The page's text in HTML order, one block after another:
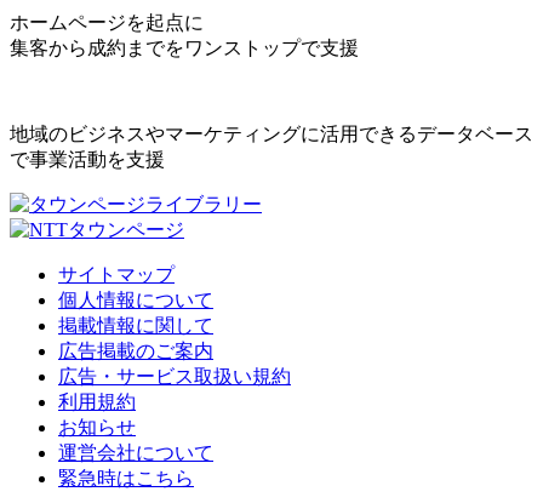
ホームページを起点に
集客から成約までをワンストップで支援
地域のビジネスやマーケティングに活用できるデータベース
で事業活動を支援
サイトマップ
個人情報について
掲載情報に関して
広告掲載のご案内
広告・サービス取扱い規約
利用規約
お知らせ
運営会社について
緊急時はこちら